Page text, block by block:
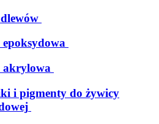
akrylowa
i pigmenty do żywicy